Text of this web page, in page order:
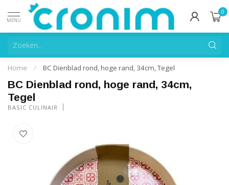
MENU
0
Home / BC Dienblad rond, hoge rand, 34cm, Tegel
BC Dienblad rond, hoge rand, 34cm,
Tegel
BASIC CULINAIR